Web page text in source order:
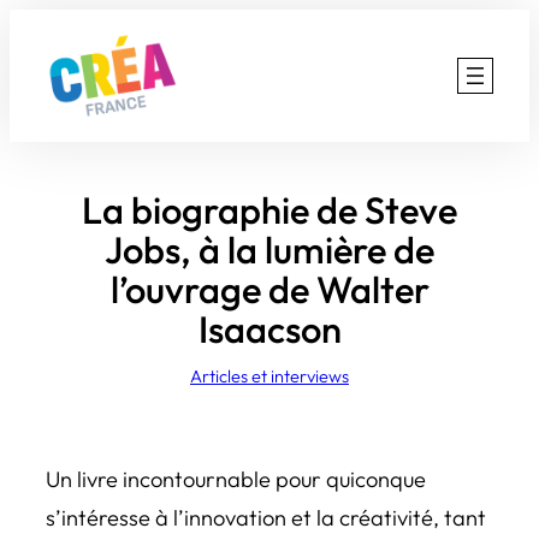
contenu
La biographie de Steve
Jobs, à la lumière de
l’ouvrage de Walter
Isaacson
Articles et interviews
Un livre incontournable pour quiconque
s’intéresse à l’innovation et la créativité, tant